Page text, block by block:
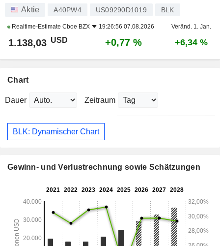
Aktie A40PW4 US09290D1019 BLK
Realtime-Estimate Cboe BZX 19:26:56 07.08.2026 Veränd. 1. Jan.
1.138,03 USD +0,77 % +6,34 %
Chart
Dauer Zeitraum
BLK: Dynamischer Chart
Gewinn- und Verlustrechnung sowie Schätzungen